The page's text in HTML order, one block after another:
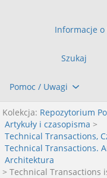
Informacje o
Szukaj
Pomoc / Uwagi
Kolekcja: Repozytorium
Artykuły i czasopisma >
Technical Transactions,
Technical Transactions.
Architektura
> Technical Transactions